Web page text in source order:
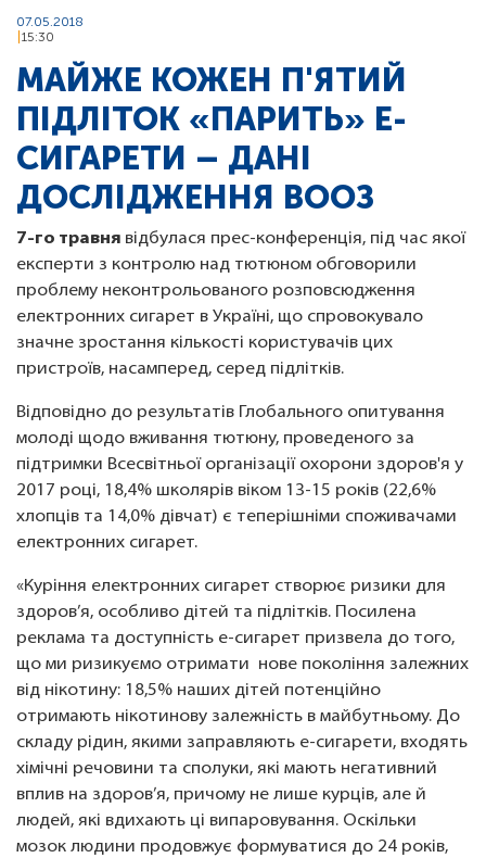
07.05.2018
15:30
МАЙЖЕ КОЖЕН П'ЯТИЙ
ПІДЛІТОК «ПАРИТЬ» Е-
СИГАРЕТИ – ДАНІ
ДОСЛІДЖЕННЯ ВООЗ
7-го травня відбулася прес-конференція, під час якої
експерти з контролю над тютюном обговорили
проблему неконтрольованого розповсюдження
електронних сигарет в Україні, що спровокувало
значне зростання кількості користувачів цих
пристроїв, насамперед, серед підлітків.
Відповідно до результатів Глобального опитування
молоді щодо вживання тютюну, проведеного за
підтримки Всесвітньої організації охорони здоров'я у
2017 році, 18,4% школярів віком 13-15 років (22,6%
хлопців та 14,0% дівчат) є теперішніми споживачами
електронних сигарет.
«Куріння електронних сигарет створює ризики для
здоров’я, особливо дітей та підлітків. Посилена
реклама та доступність е-сигарет призвела до того,
що ми ризикуємо отримати нове покоління залежних
від нікотину: 18,5% наших дітей потенційно
отримають нікотинову залежність в майбутньому. До
складу рідин, якими заправляють е-сигарети, входять
хімічні речовини та сполуки, які мають негативний
вплив на здоров’я, причому не лише курців, але й
людей, які вдихають ці випаровування. Оскільки
мозок людини продовжує формуватися до 24 років,